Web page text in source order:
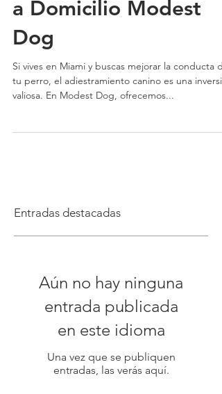
a Domicilio Modest
Dog
Si vives en Miami y buscas mejorar la conducta de
tu perro, el adiestramiento canino es una
valiosa. En Modest Dog, ofrecemos...
Entradas destacadas
Aún no hay ninguna
entrada publicada
en este idioma
Una vez que se publiquen
entradas, las verás aquí.